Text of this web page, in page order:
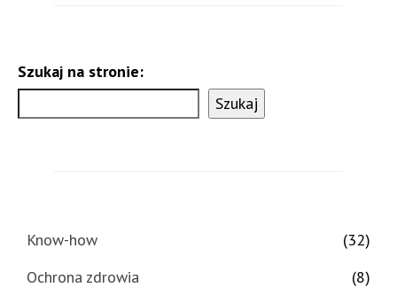
Szukaj na stronie:
Szukaj
Know-how
(32)
Ochrona zdrowia
(8)